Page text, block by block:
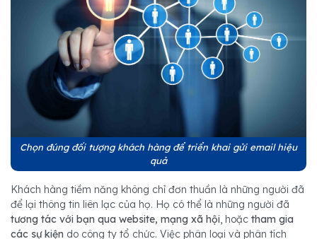
Chọn đúng đối tượng khách hàng để triển khai gửi email hiệu
quả
Khách hàng tiềm năng không chỉ đơn thuần là những người đã
để lại thông tin liên lạc của họ. Họ có thể là những người đã
tương tác với bạn qua website, mạng xã hội, hoặc tham gia
các sự kiện do công ty tổ chức. Việc phân loại và phân tích